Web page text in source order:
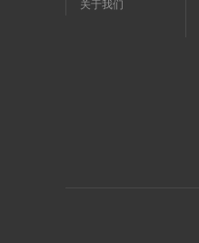
关于我们